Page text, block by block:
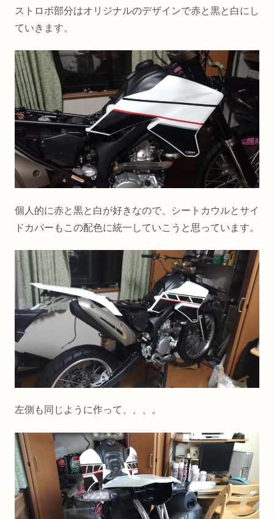
ストロボ部分はオリジナルのデザインで赤と黒と白にし
ていきます。
個人的に赤と黒と白が好きなので、シートカウルとサイ
ドカバーもこの配色に統一していこうと思っています。
左側も同じように作って、、、。